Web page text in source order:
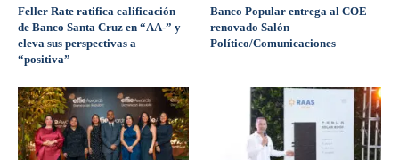
Feller Rate ratifica calificación
de Banco Santa Cruz en “AA-” y
eleva sus perspectivas a
“positiva”
Banco Popular entrega al COE
renovado Salón
Político/Comunicaciones